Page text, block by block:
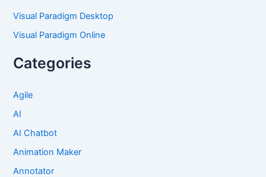
Visual Paradigm Desktop
Visual Paradigm Online
Categories
Agile
AI
AI Chatbot
Animation Maker
Annotator